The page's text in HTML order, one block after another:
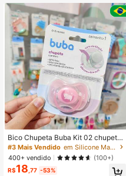
m Ventosa para Jardim de Infância,
Copo com Canudo Anti-Engasgo, C
apacidade de 240ml/330ml
Bico Chupeta Buba Kit 02 chupetas
e unitário tamanho 1 e 2 Recém Nas
cido Menino Menina
#3 Mais Vendido
em Silicone Mamadeiras e bicos
400+ vendido
(100+)
R$18,77 -53%